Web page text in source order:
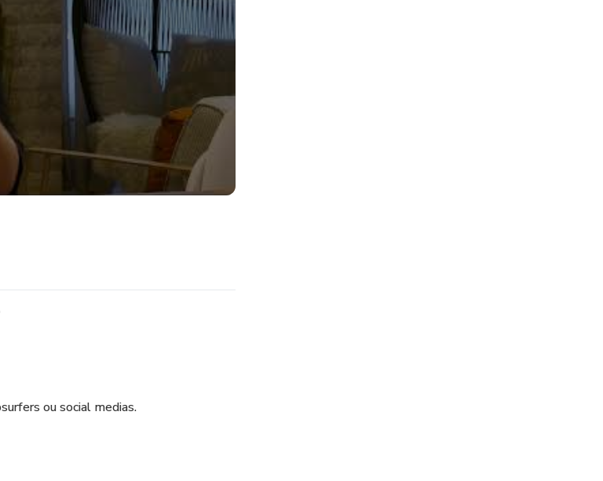
vai se transformar em uma verdadeira
a criar um conteúdo único. Sem copie e
uma mudança de perspectiva e vai
ou social medias.